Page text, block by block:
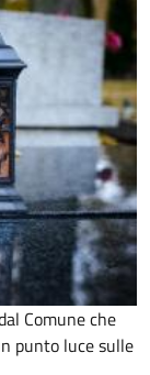
Comune che
punto luce sulle